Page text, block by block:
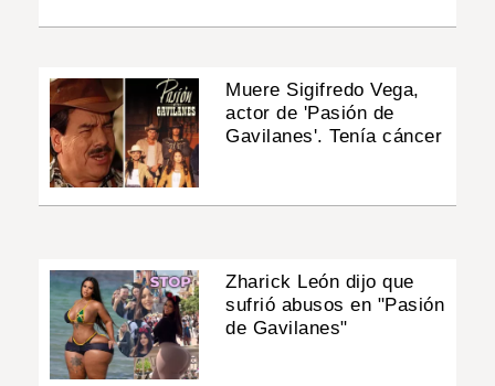
Muere Sigifredo Vega,
actor de 'Pasión de
Gavilanes'. Tenía cáncer
Zharick León dijo que
sufrió abusos en "Pasión
de Gavilanes"